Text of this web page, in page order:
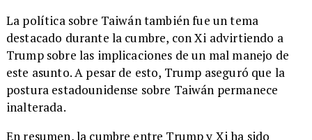
La política sobre Taiwán también fue un tema
destacado durante la cumbre, con Xi advirtiendo a
Trump sobre las implicaciones de un mal manejo de
este asunto. A pesar de esto, Trump aseguró que la
postura estadounidense sobre Taiwán permanece
inalterada.
En resumen, la cumbre entre Trump y Xi ha sido